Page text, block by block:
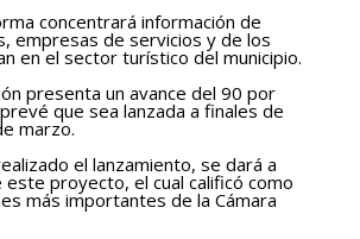
concentrará información de
empresas de servicios y de los
en el sector turístico del municipio.
presenta un avance del 90 por
que sea lanzada a finales de
marzo.
el lanzamiento, se dará a
este proyecto, el cual calificó como
más importantes de la Cámara